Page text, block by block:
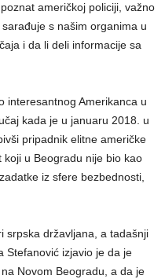
američkoj policiji, važno
s našim organima u
i da li deli informacije sa
interesantnog Amerikanca u
kada je u januaru 2018. u
pripadnik elitne američke
koji u Beogradu nije bio kao
iz sfere bezbednosti,
srpska državljana, a tadašnji
Stefanović izjavio je da je
Novom Beogradu, a da je